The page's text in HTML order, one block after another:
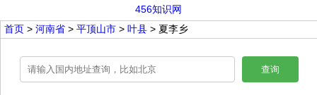
456知识网
首页 > 河南省 > 平顶山市 > 叶县 > 夏李乡
查询